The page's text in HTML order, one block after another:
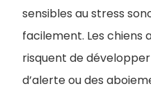
sensibles au stress
facilement. Les chiens
risquent de
d’alerte ou des